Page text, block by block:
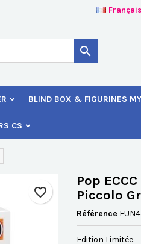
Français

BLIND BOX & FIGURINES
CS
favorite_border
Pop
Piccolo
Référence
Edition Limitée.
à votre liste d'envies.
Annuler Connexion